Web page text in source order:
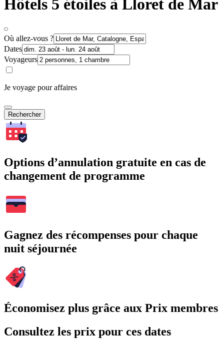
Hôtels 5 étoiles à Lloret de Mar
Où allez-vous ?
Dates
Voyageurs
Je voyage pour affaires
Rechercher
Options d’annulation gratuite en cas de
changement de programme
Gagnez des récompenses pour chaque
nuit séjournée
Économisez plus grâce aux Prix membres
Consultez les prix pour ces dates